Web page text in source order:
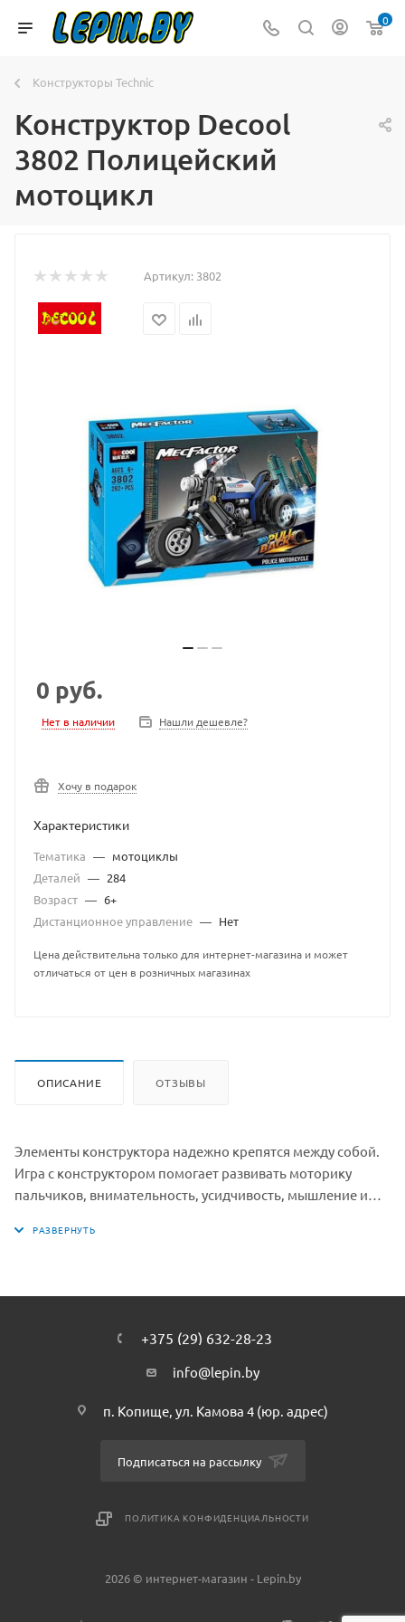
0
Конструкторы Technic
Конструктор Decool
3802 Полицейский
мотоцикл
Артикул: 3802
0 руб.
Нет в наличии Нашли дешевле?
Хочу в подарок
Характеристики
Тематика — мотоциклы
Деталей — 284
Возраст — 6+
Дистанционное управление — Нет
Цена действительна только для интернет-магазина и может
отличаться от цен в розничных магазинах
ОПИСАНИЕ ОТЗЫВЫ
Элементы конструктора надежно крепятся между собой.
Игра с конструктором помогает развивать моторику
пальчиков, внимательность, усидчивость, мышление и
+375 (29) 632-28-23
info@lepin.by
п. Копище, ул. Камова 4 (юр. адрес)
Подписаться на рассылку
ПОЛИТИКА КОНФИДЕНЦИАЛЬНОСТИ
2026 © интернет-магазин - Lepin.by